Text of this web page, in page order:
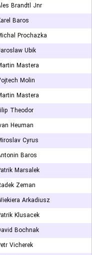
Brandtl Jnr
Baros
Prochazka
Ubik
Mastera
Molin
Mastera
Theodor
Heuman
Cyrus
Baros
Marsalek
Zeman
Arkadiusz
Klusacek
Bochnak
Vicherek